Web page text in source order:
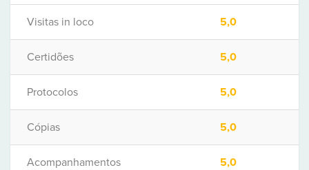
Visitas in loco 5,0
Certidões 5,0
Protocolos 5,0
Cópias 5,0
Acompanhamentos 5,0